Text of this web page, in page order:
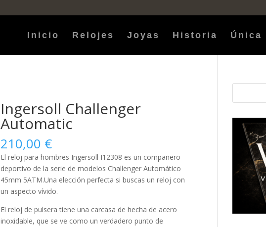
Inicio Relojes Joyas Historia Única
Ingersoll Challenger
Automatic
210,00 €
El reloj parahombres Ingersoll I12308 es un compañero
deportivo de la serie de modelos Challenger Automático
45mm 5ATM.Una elección perfecta si buscas un reloj con
un aspecto vívido.
El reloj de pulsera tiene una carcasa de hecha de acero
inoxidable, que se ve como un verdadero punto de